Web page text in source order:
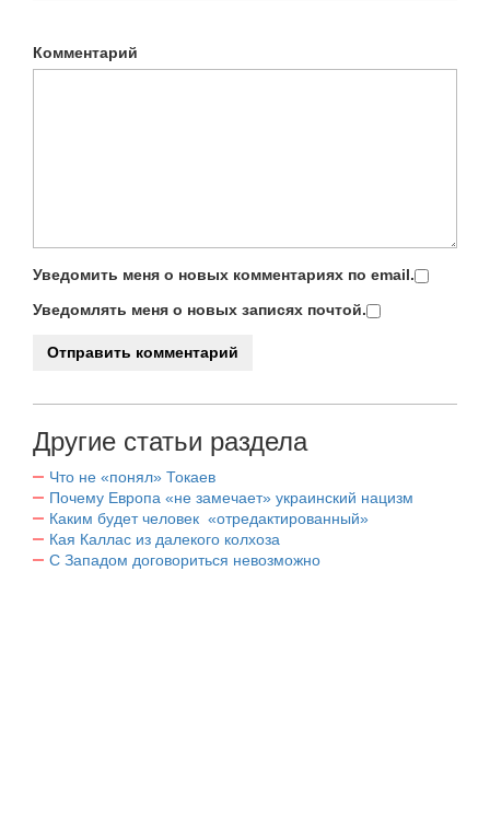
Комментарий
Уведомить меня о новых комментариях по email.
Уведомлять меня о новых записях почтой.
Другие статьи раздела
Что не «понял» Токаев
Почему Европа «не замечает» украинский нацизм
Каким будет человек «отредактированный»
Кая Каллас из далекого колхоза
С Западом договориться невозможно